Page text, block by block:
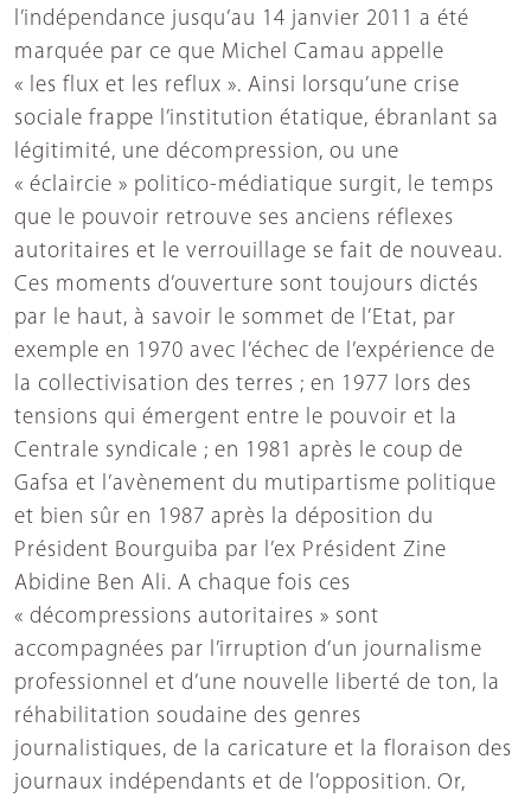
l’indépendance jusqu’au 14 janvier 2011 a été
marquée par ce que Michel Camau appelle
« les flux et les reflux ». Ainsi lorsqu’une crise
sociale frappe l’institution étatique, ébranlant sa
légitimité, une décompression, ou une
« éclaircie » politico-médiatique surgit, le temps
que le pouvoir retrouve ses anciens réflexes
autoritaires et le verrouillage se fait de nouveau.
Ces moments d’ouverture sont toujours dictés
par le haut, à savoir le sommet de l’Etat, par
exemple en 1970 avec l’échec de l’expérience de
la collectivisation des terres ; en 1977 lors des
tensions qui émergent entre le pouvoir et la
Centrale syndicale ; en 1981 après le coup de
Gafsa et l’avènement du mutipartisme politique
et bien sûr en 1987 après la déposition du
Président Bourguiba par l’ex Président Zine
Abidine Ben Ali. A chaque fois ces
« décompressions autoritaires » sont
accompagnées par l’irruption d’un journalisme
professionnel et d’une nouvelle liberté de ton, la
réhabilitation soudaine des genres
journalistiques, de la caricature et la floraison des
journaux indépendants et de l’opposition. Or,